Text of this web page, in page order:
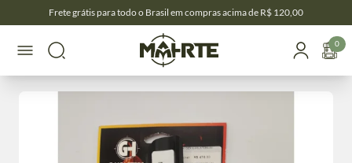
Frete grátis para todo o Brasil em compras acima de R$ 120,00
0